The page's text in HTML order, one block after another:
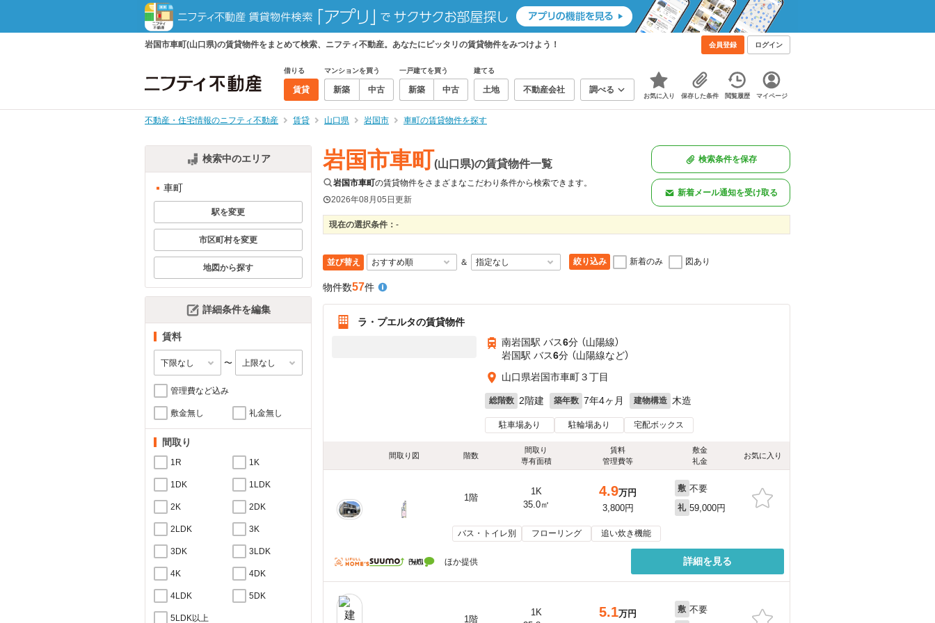
岩国市車町(山口県)の賃貸物件をまとめて検索、ニフティ不動産。あなたにピッタリの賃貸物件をみつけよう！ 会員登録 ログイン
借りる
賃貸
マンションを買う
新築 中古
一戸建てを買う
新築 中古
建てる
土地 不動産会社 調べる
お気に入り 保存した条件 閲覧履歴 マイページ
不動産・住宅情報のニフティ不動産 賃貸 山口県 岩国市 車町の賃貸物件を探す
検索中のエリア
車町
駅を変更
市区町村を変更
地図から探す
詳細条件を編集
賃料
〜
管理費など込み
敷金無し 礼金無し
間取り
1R 1K
1DK 1LDK
2K 2DK
2LDK 3K
3DK 3LDK
4K 4DK
4LDK 5DK
5LDK以上
岩国市車町(山口県)の賃貸物件一覧
岩国市車町の賃貸物件をさまざまなこだわり条件から検索できます。
2026年08月05日更新
検索条件を保存
新着メール通知を受け取る
現在の選択条件： -
並び替え ＆ 絞り込み 新着のみ 図あり
物件数57件
ラ・プエルタの賃貸物件
南岩国駅 バス6分 （山陽線）
岩国駅 バス6分 （山陽線など）
山口県岩国市車町３丁目
総階数 2階建 築年数 7年4ヶ月 建物構造 木造
駐車場あり 駐輪場あり 宅配ボックス
間取り図 階数
間取り
専有面積
賃料
管理費等
敷金
礼金
お気に入り
1階
1K
35.0㎡
4.9万円
3,800円
敷 不要
礼 59,000円
バス・トイレ別 フローリング 追い炊き機能
ほか提供 詳細を見る
1階
1K
5.1万円 敷 不要